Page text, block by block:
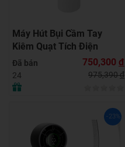
Máy Hút Bụi Cầm Tay
Kiêm Quạt Tích Điện
RTAKO F71 Multi-function
Violent fan (4000mAH) –
WHITE
Đã bán
24
750,300 đ
975,390đ
-23%